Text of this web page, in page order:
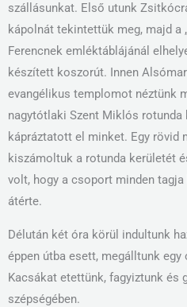
szállásunkat. Első utunk
kápolnát tekintettük meg, majd a
Ferencnek emléktáblájánál
készített koszorút. Innen
evangélikus templomot néztünk
nagytótlaki Szent Miklós rotunda
kápráztatott el minket. Egy rövid
kiszámoltuk a rotunda kerületét
volt, hogy a csoport minden
átérte.
Délután két óra körül indultunk
éppen útba esett, megálltunk
Kacsákat etettünk, fagyiztunk és
szépségében.